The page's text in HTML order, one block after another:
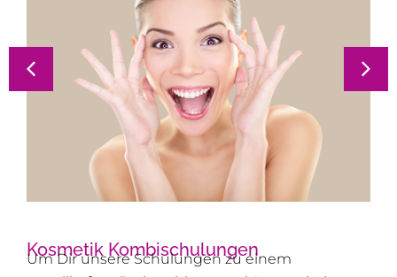
Kosmetik Kombischulungen
Um Dir unsere Schulungen zu einem